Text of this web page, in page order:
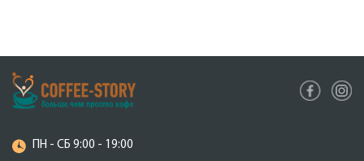
ПН - СБ 9:00 - 19:00